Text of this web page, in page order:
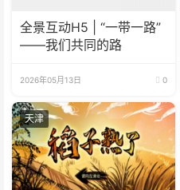
全景互动H5 | “一带一路”
——我们共同的路
2026年05月13日 0
天津